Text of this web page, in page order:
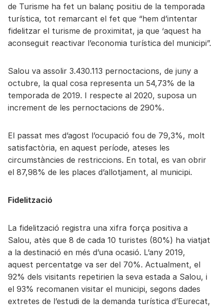
de Turisme ha fet un balanç positiu de la temporada
turística, tot remarcant el fet que “hem d’intentar
fidelitzar el turisme de proximitat, ja que ‘aquest ha
aconseguit reactivar l’economia turística del municipi”.
Salou va assolir 3.430.113 pernoctacions, de juny a
octubre, la qual cosa representa un 54,73% de la
temporada de 2019. I respecte al 2020, suposa un
increment de les pernoctacions de 290%.
El passat mes d’agost l’ocupació fou de 79,3%, molt
satisfactòria, en aquest període, ateses les
circumstàncies de restriccions. En total, es van obrir
el 87,98% de les places d’allotjament, al municipi.
Fidelització
La fidelització registra una xifra força positiva a
Salou, atès que 8 de cada 10 turistes (80%) ha viatjat
a la destinació en més d’una ocasió. L’any 2019,
aquest percentatge va ser del 70%. Actualment, el
92% dels visitants repetirien la seva estada a Salou, i
el 93% recomanen visitar el municipi, segons dades
extretes de l’estudi de la demanda turística d’Eurecat,